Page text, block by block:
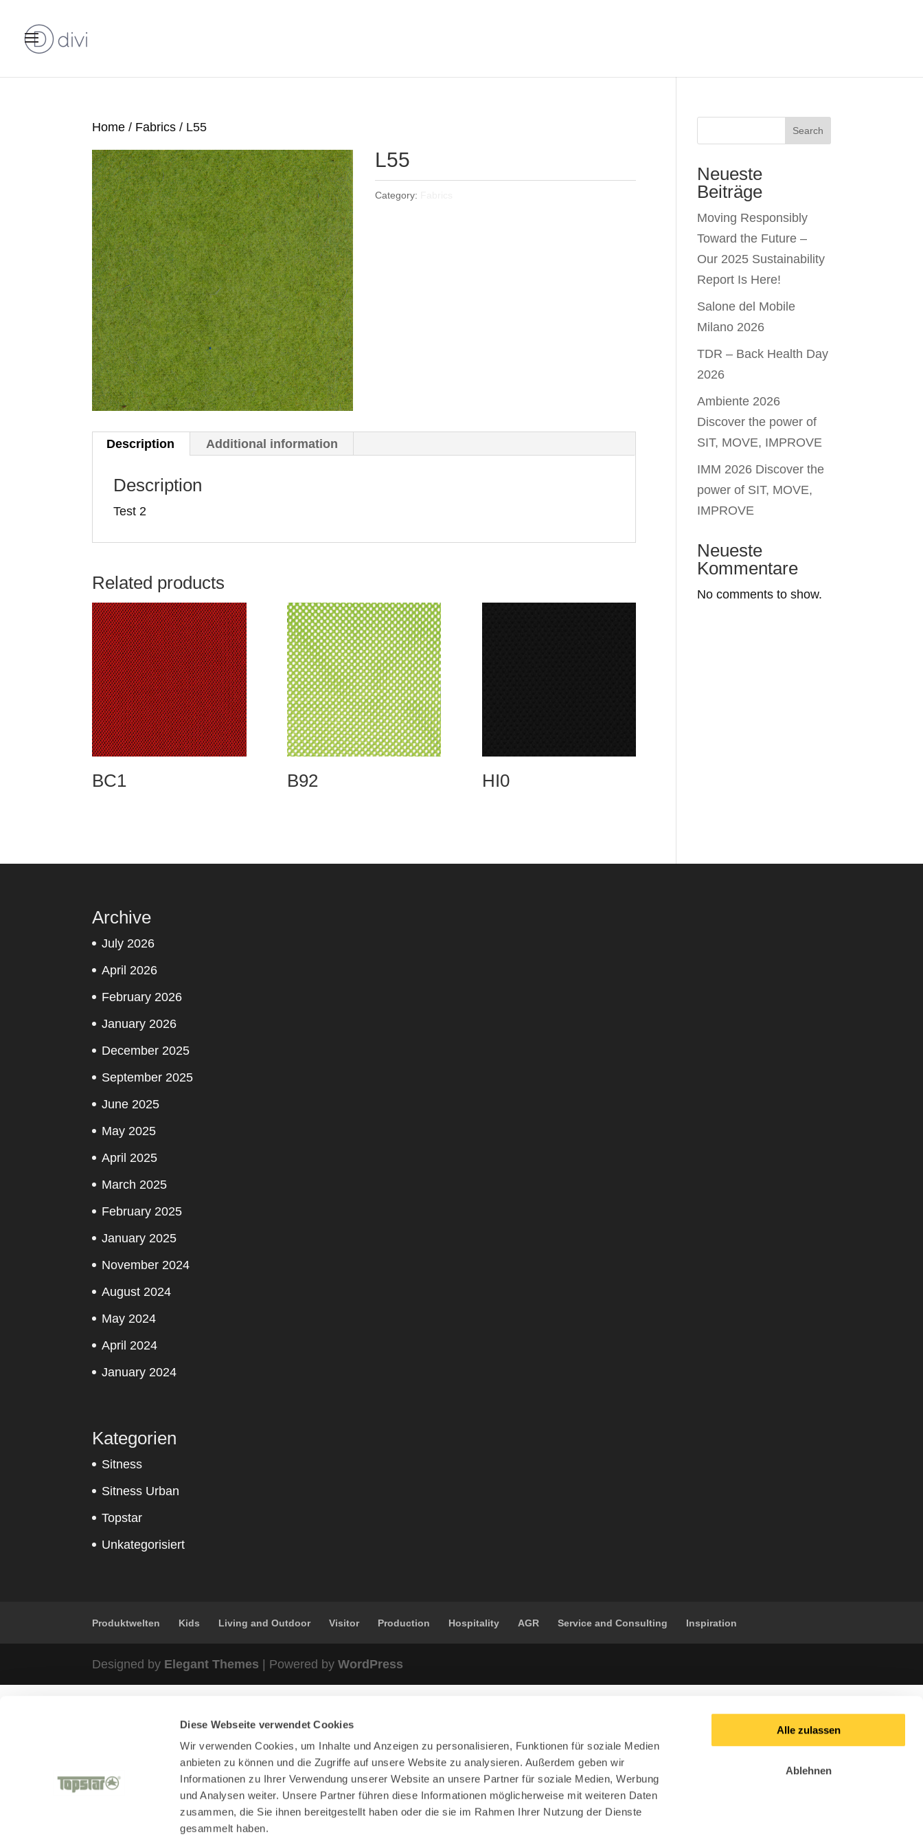
Diese Webseite verwendet Cookies
Wir verwenden Cookies, um Inhalte und Anzeigen zu personalisieren, Funktionen für soziale Medien
anbieten zu können und die Zugriffe auf unsere Website zu analysieren. Außerdem geben wir
Informationen zu Ihrer Verwendung unserer Website an unsere Partner für soziale Medien, Werbung
und Analysen weiter. Unsere Partner führen diese Informationen möglicherweise mit weiteren Daten
zusammen, die Sie ihnen bereitgestellt haben oder die sie im Rahmen Ihrer Nutzung der Dienste
gesammelt haben.
Alle zulassen
Ablehnen
Home / Fabrics / L55
L55
Category:
Description Additional information
Description
Test 2
Related products
BC1 B92 HI0
Search
Neueste
Beiträge
Moving Responsibly
Toward the Future –
Our 2025 Sustainability
Report Is Here!
Salone del Mobile
Milano 2026
TDR – Back Health Day
2026
Ambiente 2026
Discover the power of
SIT, MOVE, IMPROVE
IMM 2026 Discover the
power of SIT, MOVE,
IMPROVE
Neueste
Kommentare
No comments to show.
Archive
July 2026
April 2026
February 2026
January 2026
December 2025
September 2025
June 2025
May 2025
April 2025
March 2025
February 2025
January 2025
November 2024
August 2024
May 2024
April 2024
January 2024
Kategorien
Sitness
Sitness Urban
Topstar
Unkategorisiert
Produktwelten Kids Living and Outdoor Visitor Production Hospitality AGR Service and Consulting Inspiration
Designed by Elegant Themes | Powered byWordPress